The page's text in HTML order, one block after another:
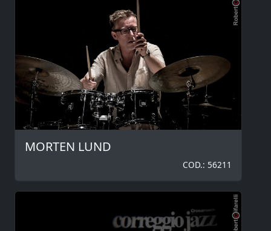
MORTEN LUND
COD.: 56211